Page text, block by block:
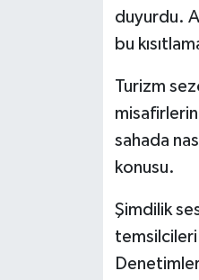
duyurdu.
bu
Turizm
sahada
konusu.
Şimdilik